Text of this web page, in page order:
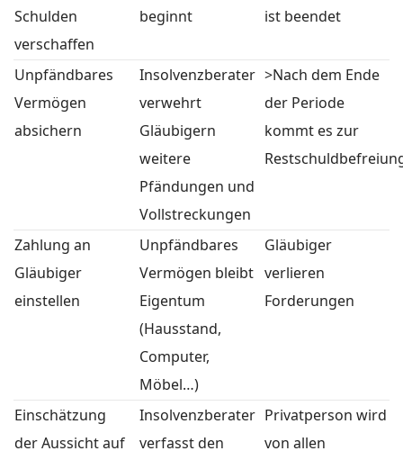
Schulden
verschaffen
beginnt
ist beendet
Unpfändbares
Vermögen
absichern
Insolvenzberater
verwehrt
Gläubigern
weitere
Pfändungen und
Vollstreckungen
>Nach dem Ende
der Periode
kommt es zur
Zahlung an
Gläubiger
einstellen
Unpfändbares
Vermögen bleibt
Eigentum
(Hausstand,
Computer,
Möbel…)
Gläubiger
verlieren
Forderungen
Einschätzung
der Aussicht auf
Insolvenzberater
verfasst den
Privatperson wird
von allen